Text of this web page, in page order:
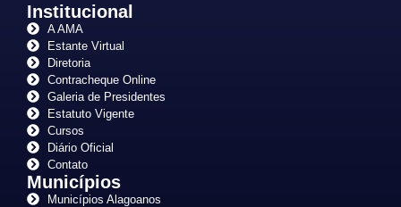
Institucional
A AMA
Estante Virtual
Diretoria
Contracheque Online
Galeria de Presidentes
Estatuto Vigente
Cursos
Diário Oficial
Contato
Municípios
Municípios Alagoanos